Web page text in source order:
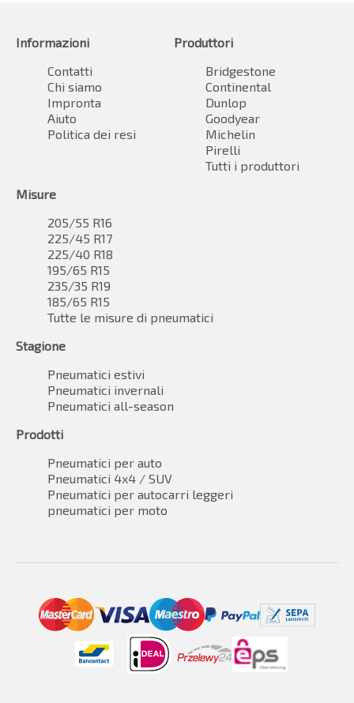
Informazioni
Contatti
Chi siamo
Impronta
Aiuto
Politica dei resi
Produttori
Bridgestone
Continental
Dunlop
Goodyear
Michelin
Pirelli
Tutti i produttori
Misure
205/55 R16
225/45 R17
225/40 R18
195/65 R15
235/35 R19
185/65 R15
Tutte le misure di pneumatici
Stagione
Pneumatici estivi
Pneumatici invernali
Pneumatici all-season
Prodotti
Pneumatici per auto
Pneumatici 4x4 / SUV
Pneumatici per autocarri leggeri
pneumatici per moto